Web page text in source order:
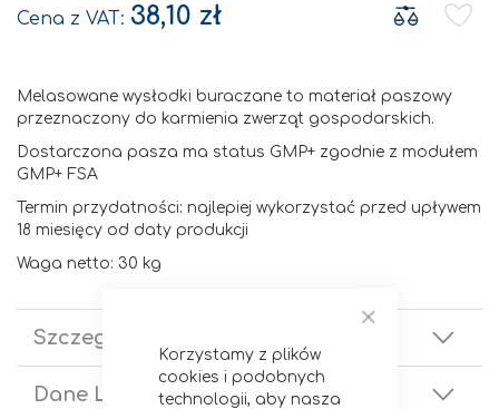
Korzystamy z plików
cookies i podobnych
technologii, aby nasza
38,10 zł
Melasowane wysłodki buraczane to materiał paszowy
przeznaczony do karmienia zwerząt gospodarskich.
Dostarczona pasza ma status GMP+ zgodnie z modułem
GMP+ FSA
Termin przydatności: najlepiej wykorzystać przed upływem
18 miesięcy od daty produkcji
Waga netto: 30 kg
Szczegóły
Dane Logistyczne